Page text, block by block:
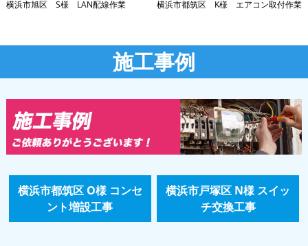
横浜市旭区 S様 LAN配線作業
横浜市都筑区 K様 エアコン取付作業
施工事例
横浜市都筑区 O様 コンセ
ント増設工事
横浜市戸塚区 N様 スイッ
チ交換工事